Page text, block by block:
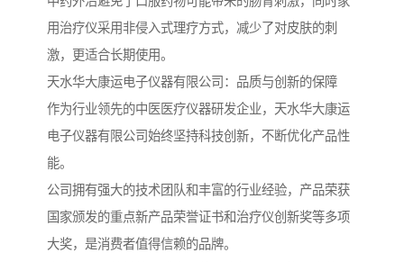
用治疗仪采用非侵入式理疗方式，减少了对皮肤的刺
激，更适合长期使用。
天水华大康运电子仪器有限公司：品质与创新的保障
作为行业领先的中医医疗仪器研发企业，天水华大康运
电子仪器有限公司始终坚持科技创新，不断优化产品性
能。
公司拥有强大的技术团队和丰富的行业经验，产品荣获
国家颁发的重点新产品荣誉证书和治疗仪创新奖等多项
大奖，是消费者值得信赖的品牌。